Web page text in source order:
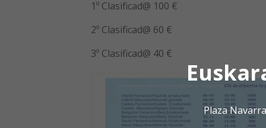
Plaza
1º Clasificad@ 100 €
2º Clasificad@ 60 €
3º Clasificad@ 40 €